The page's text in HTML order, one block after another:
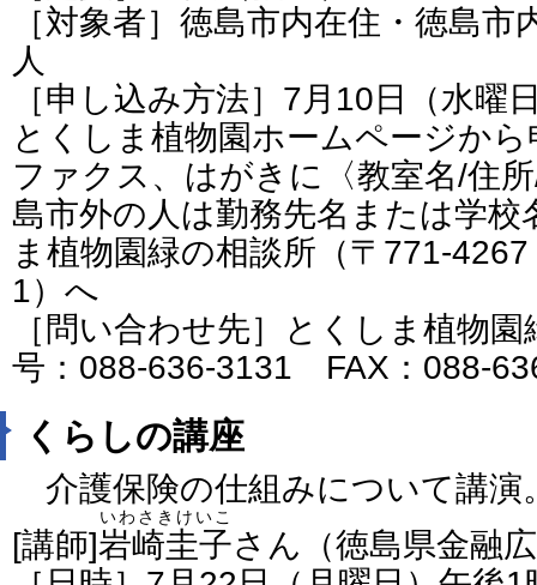
［対象者］徳島市内在住・徳島
人
［申し込み方法］7月10日（水曜
とくしま植物園ホームページか
ファクス、はがきに〈教室名/住
島市外の人は勤務先名または学
ま植物園緑の相談所（〒771-
1）へ
［問い合わせ先］とくしま植物
号：088-636-3131 FAX：088-
くらしの講座
介護保険の仕組みについて講演
[講師]岩崎圭子
いわさきけいこ
さん（徳島県金融